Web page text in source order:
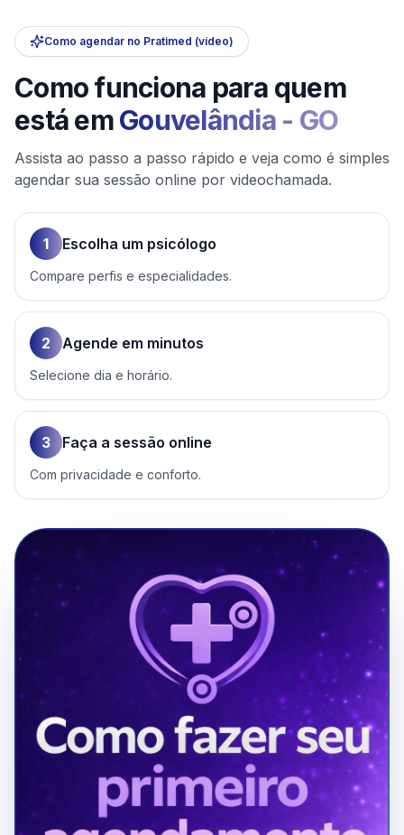
Como agendar no Pratimed (vídeo)
Como funciona para quem
está em Gouvelândia- GO
Assista ao passo a passo rápido e veja como é simples
agendar sua sessão online por videochamada.
1 Escolha um psicólogo
Compare perfis e especialidades.
2 Agende em minutos
Selecione dia e horário.
3 Faça a sessão online
Com privacidade e conforto.